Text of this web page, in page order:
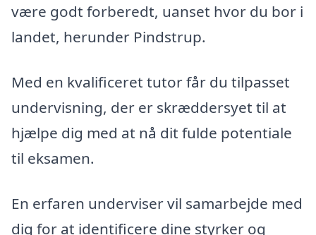
være godt forberedt, uanset hvor du bor i
landet, herunder Pindstrup.
Med en kvalificeret tutor får du tilpasset
undervisning, der er skræddersyet til at
hjælpe dig med at nå dit fulde potentiale
til eksamen.
En erfaren underviser vil samarbejde med
dig for at identificere dine styrker og